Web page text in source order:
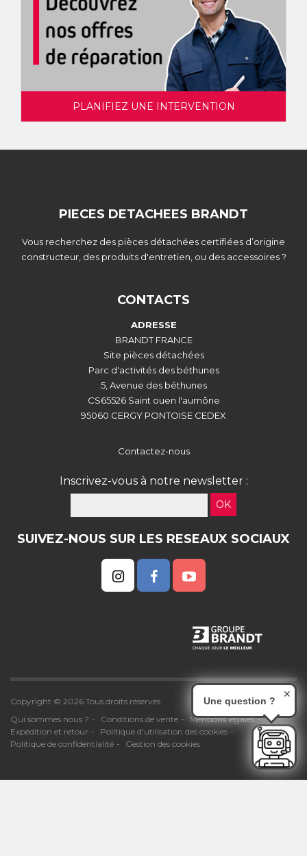
PLANIFIEZ UNE INTERVENTION
PIECES DETACHEES BRANDT
Vous recherchez des pièces détachées certifiées d’origine
constructeur, des produits d'entretien, ou des accessoires ?
CONTACTS
ADRESSE
BRANDT FRANCE
Site pièces détachées
Parc d'activités des béthunes
5, Avenue des béthunes
CS65526 Saint ouen l'aumône
95060 CERGY PONTOISE CEDEX
Contactez-nous
Inscrivez-vous à notre newsletter :
OK
SUIVEZ-NOUS SUR LES RESEAUX SOCIAUX
Copyright © 2026 Tous droits réservés
Qui sommes nous ?
Conditions de vente
Mentions légales
Expédition et retour
Politique d'utilisation des cookies
Politique de confidentialité
Gestion des cookies
Une question ?
✕